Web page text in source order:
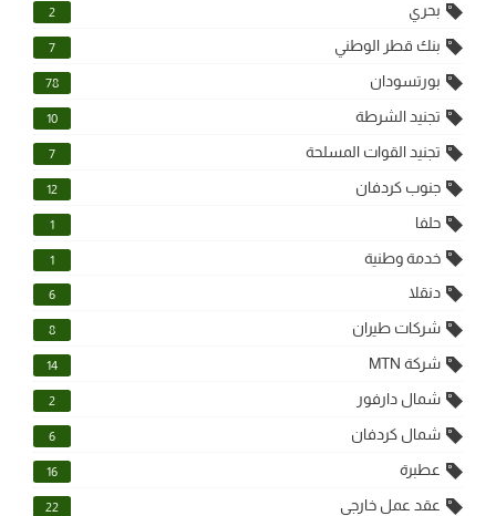
بحري 2
بنك قطر الوطني 7
بورتسودان 78
تجنيد الشرطة 10
تجنيد القوات المسلحة 7
جنوب كردفان 12
حلفا 1
خدمة وطنية 1
دنقلا 6
شركات طيران 8
شركة MTN 14
شمال دارفور 2
شمال كردفان 6
عطبرة 16
عقد عمل خارجي 22